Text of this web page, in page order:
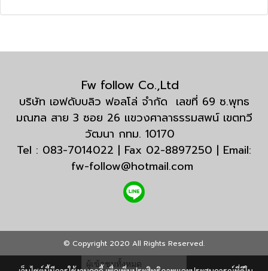
Fw follow Co.,Ltd
บริษัท เอฟดับบลิว ฟอลโล่ จำกัด เลขที่ 69 ซ.พุทธ
มณฑล สาย 3 ซอย 26 แขวงศาลาธรรมสพน์ เขตทวี
วัฒนา กทม. 10170
Tel : 083-7014022 | Fax 02-8897250 | Email:
fw-follow@hotmail.com
© Copyright 2020 All Rights Reserved.
ผู้เข้าชมทั้งหมด